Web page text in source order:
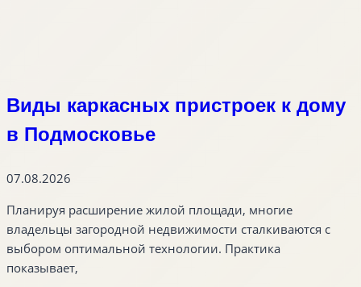
Виды каркасных пристроек к дому
в Подмосковье
07.08.2026
Планируя расширение жилой площади, многие
владельцы загородной недвижимости сталкиваются с
выбором оптимальной технологии. Практика
показывает,